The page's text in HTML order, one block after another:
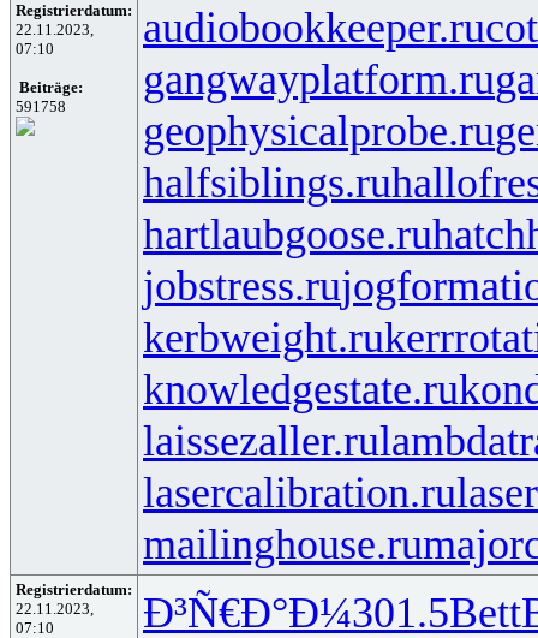
Registrierdatum:
22.11.2023,
07:10
Beiträge:
591758
audiobookkeeper.ru
gangwayplatform.ru
geophysicalprobe.ru
halfsiblings.ru
hartlaubgoose.ru
jobstress.ru
kerbweight.ru
knowledgestate.ru
laissezaller.ru
lasercalibration.ru
mailinghouse.ru
Registrierdatum:
22.11.2023,
07:10
Ð³Ñ€Ð°Ð¼301.5Bett